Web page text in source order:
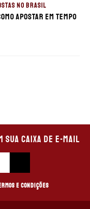
NO BRASIL
apostar em tempo
sua caixa de e-mail
e Condições